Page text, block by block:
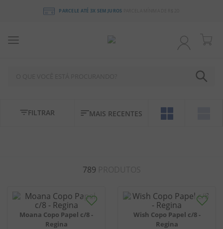
PARCELE ATÉ 3X SEM JUROS
MAIS RECENTES
FILTRAR
789
Moana Copo Papel c/8 -
Regina
Wish Copo Papel c/8 -
Regina
1º
chocolate
salgadinho